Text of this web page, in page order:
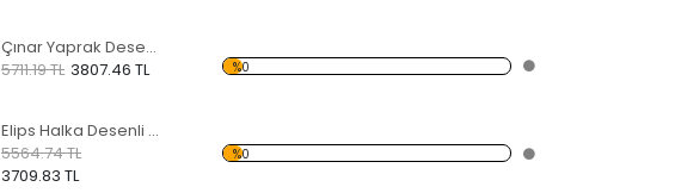
Çınar Yaprak Desenli Kırmızı Dekoratif Duvar Saati
5711.19 TL 3807.46 TL %0
Elips Halka Desenli Kırmızı Dekoratif Duvar Saati
5564.74 TL
3709.83 TL
%0